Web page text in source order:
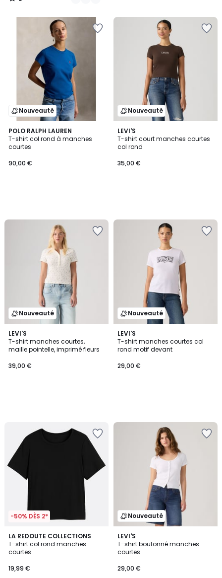
/
Nouveauté
POLO RALPH LAUREN
T-shirt col rond à manches
courtes
90,00 €
Nouveauté
LEVI'S
T-shirt court manches courtes
col rond
35,00 €
Nouveauté
LEVI'S
T-shirt manches courtes,
maille pointelle, imprimé fleurs
39,00 €
Nouveauté
LEVI'S
T-shirt manches courtes col
rond motif devant
29,00 €
-50% DÈS 2*
LA REDOUTE COLLECTIONS
T-shirt col rond manches
courtes
19,99 €
3,9
/ 5
3
Couleurs
Nouveauté
LEVI'S
T-shirt boutonné manches
courtes
29,00 €